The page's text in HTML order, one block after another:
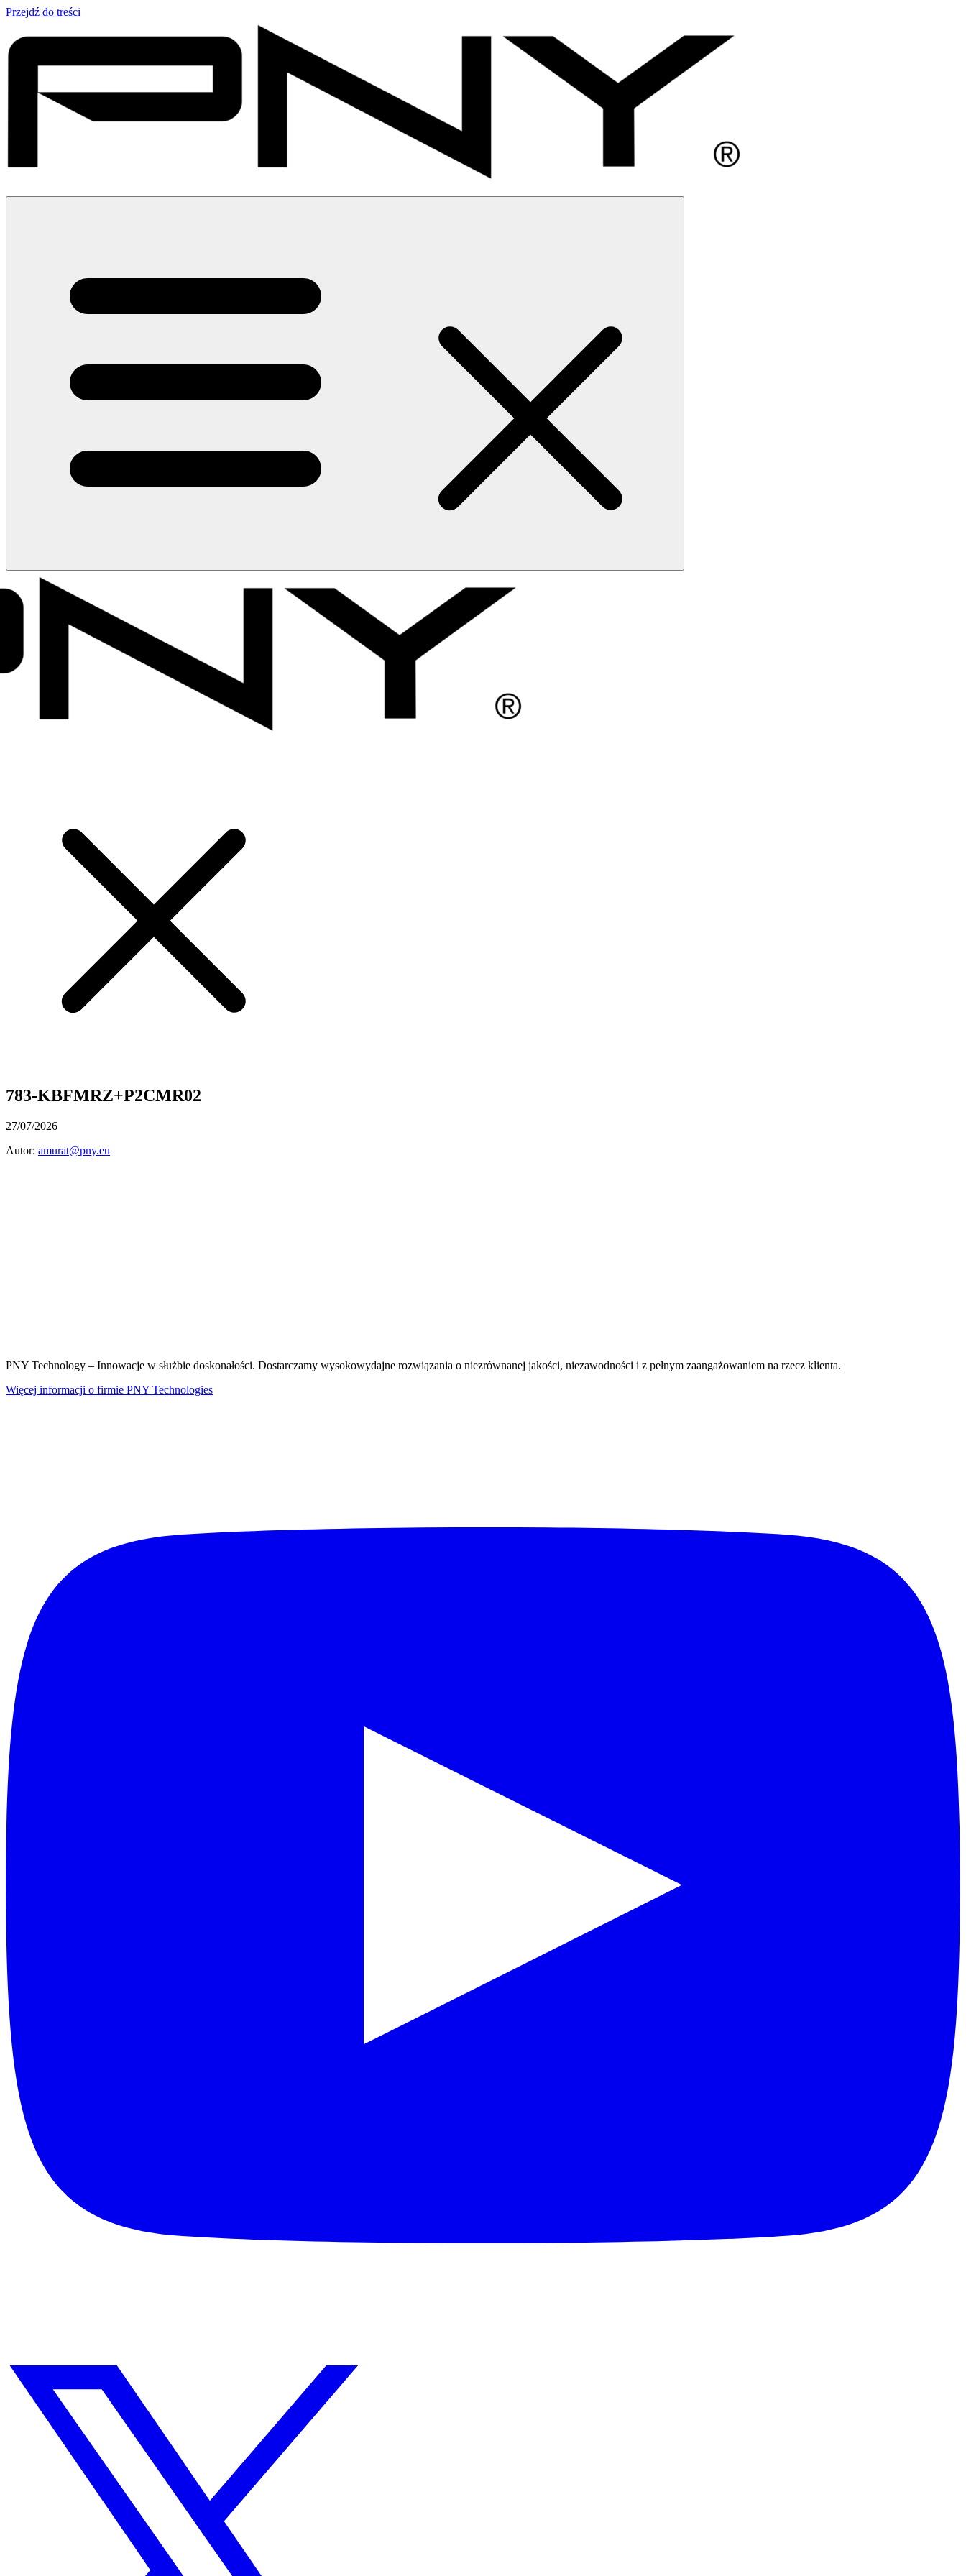
Przejdź do treści
783-KBFMRZ+P2CMR02
27/07/2026
Autor: amurat@pny.eu
PNY Technology – Innowacje w służbie doskonałości. Dostarczamy wysokowydajne rozwiązania o niezrównanej jakości, niezawodności i z pełnym zaangażowaniem na rzecz klienta.
Więcej informacji o firmie PNY Technologies